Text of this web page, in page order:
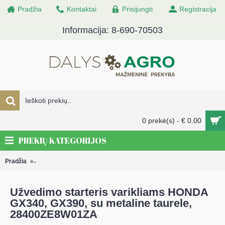
Pradžia Kontaktai Prisijungti Registracija
Informacija: 8-690-70503
0 prekė(s) - € 0.00
PREKIŲ KATEGORIJOS
Pradžia DALYS Varikliams, kultivatoriams, sniego valymo ir statybinei
Užvedimo starteris varikliams HONDA
GX340, GX390, su metaline taurele,
28400ZE8W01ZA